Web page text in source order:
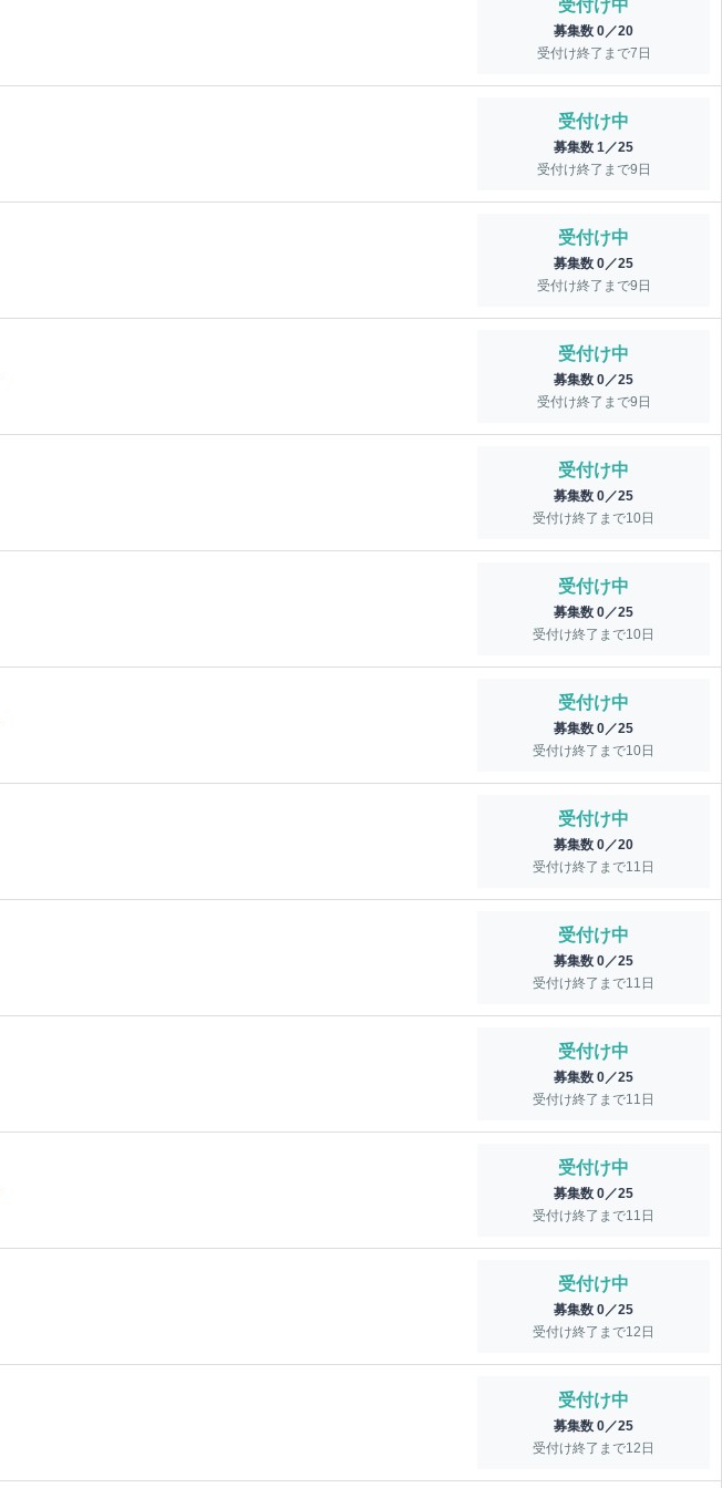
受付け中
募集数 0／20
受付け終了まで7 日
受付け中
募集数 1／25
受付け終了まで9 日
受付け中
募集数 0／25
受付け終了まで9 日
受付け中
募集数 0／25
受付け終了まで9 日
受付け中
募集数 0／25
受付け終了まで10日
受付け中
募集数 0／25
受付け終了まで10日
受付け中
募集数 0／25
受付け終了まで10日
受付け中
募集数 0／20
受付け終了まで11 日
受付け中
募集数 0／25
受付け終了まで11 日
受付け中
募集数 0／25
受付け終了まで11 日
受付け中
募集数 0／25
受付け終了まで11 日
受付け中
募集数 0／25
受付け終了まで12 日
受付け中
募集数 0／25
受付け終了まで12 日